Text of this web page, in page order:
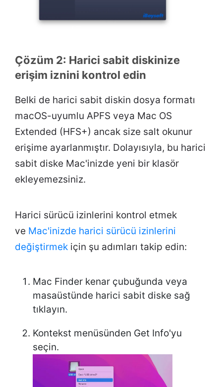
Çözüm 2: Harici sabit diskinize
erişim iznini kontrol edin
Belki de harici sabit diskin dosya formatı
macOS-uyumlu APFS veya Mac OS
Extended (HFS+) ancak size salt okunur
erişime ayarlanmıştır. Dolayısıyla, bu harici
sabit diske Mac'inizde yeni bir klasör
ekleyemezsiniz.
Harici sürücü izinlerini kontrol etmek
ve Mac'inizde harici sürücü izinlerini
değiştirmek için şu adımları takip edin:
Mac Finder kenar çubuğunda veya
masaüstünde harici sabit diske sağ
tıklayın.
Kontekst menüsünden Get Info'yu
seçin.